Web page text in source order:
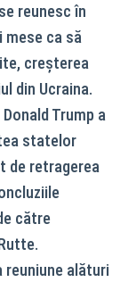
reunesc în
mese ca să
creșterea
din Ucraina.
Trump a
statelor
de retragerea
către
reuniune alături